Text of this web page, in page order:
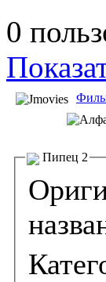
0
Пипец 2